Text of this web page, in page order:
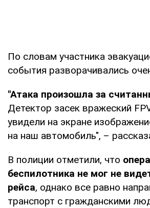
По словам участника
события разворачивались
"Атака произошла за
Детектор засек вражеский
увидели на экране
на наш автомобиль", –
В полиции отметили, что
беспилотника не мог не
рейса, однако все равно
транспорт с гражданскими